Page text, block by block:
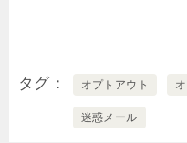
タグ オプトアウト
迷惑メール